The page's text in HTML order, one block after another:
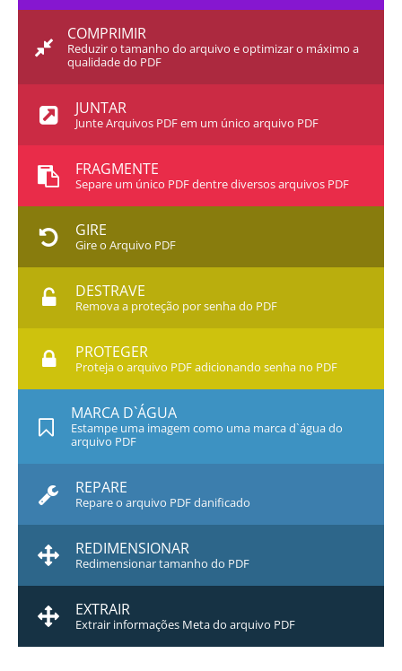
COMPRIMIR
Reduzir o tamanho do arquivo e optimizar o máximo a
qualidade do PDF
JUNTAR
Junte Arquivos PDF em um único arquivo PDF
FRAGMENTE
Separe um único PDF dentre diversos arquivos PDF
GIRE
Gire o Arquivo PDF
DESTRAVE
Remova a proteção por senha do PDF
PROTEGER
Proteja o arquivo PDF adicionando senha no PDF
MARCA D`ÁGUA
Estampe uma imagem como uma marca d`água do
arquivo PDF
REPARE
Repare o arquivo PDF danificado
REDIMENSIONAR
Redimensionar tamanho do PDF
EXTRAIR
Extrair informações Meta do arquivo PDF